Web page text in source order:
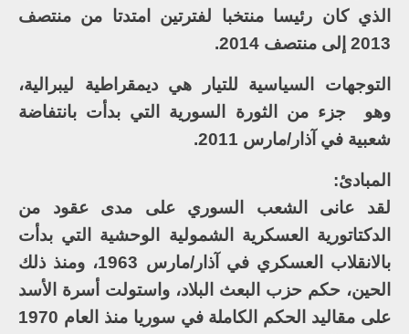
الذي كان رئيسا منتخبا لفترتين امتدتا من منتصف
2013 إلى منتصف 2014.
التوجهات السياسية للتيار هي ديمقراطية ليبرالية،
وهو جزء من الثورة السورية التي بدأت بانتفاضة
شعبية في آذار/مارس 2011.
المبادئ:
لقد عانى الشعب السوري على مدى عقود من
الدكتاتورية العسكرية الشمولية الوحشية التي بدأت
بالانقلاب العسكري في آذار/مارس 1963، ومنذ ذلك
الحين، حكم حزب البعث البلاد، واستولت أسرة الأسد
على مقاليد الحكم الكاملة في سوريا منذ العام 1970